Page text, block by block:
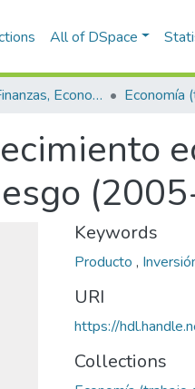
All of DSpace
Escuela de Finanzas, Economía y Gobierno Economía
Keywords
Producto ,
URI
https://
Collections